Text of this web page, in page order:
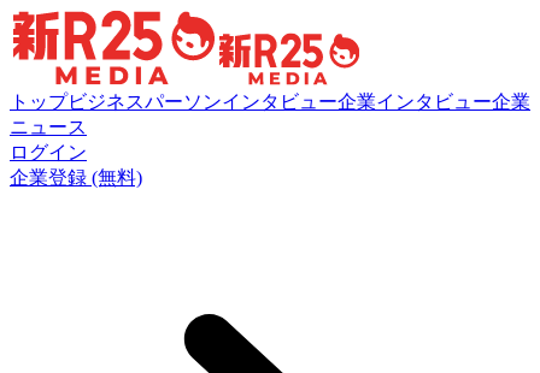
トップビジネスパーソンインタビュー企業インタビュー企業
ニュース
ログイン
企業登録 (無料)